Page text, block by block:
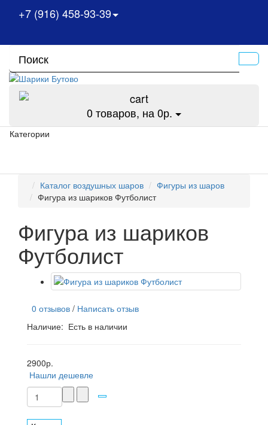
+7 (916) 458-93-39
0товаров, на 0р.
Категории
Каталог воздушных шаров
Фигуры из шаров
Фигура из шариков Футболист
Фигура из шариков
Футболист
0 отзывов / Написать отзыв
Наличие: Есть в наличии
2900р.
Нашли дешевле